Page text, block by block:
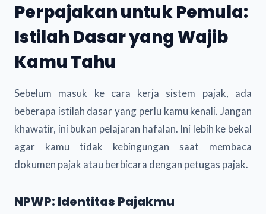
Perpajakan untuk Pemula:
Istilah Dasar yang Wajib
Kamu Tahu
Sebelum masuk ke cara kerja sistem pajak, ada
beberapa istilah dasar yang perlu kamu kenali. Jangan
khawatir, ini bukan pelajaran hafalan. Ini lebih ke bekal
agar kamu tidak kebingungan saat membaca
dokumen pajak atau berbicara dengan petugas pajak.
NPWP: Identitas Pajakmu